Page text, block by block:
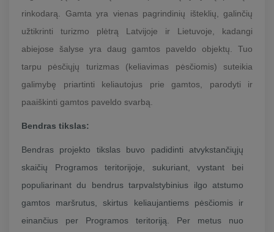
rinkodarą. Gamta yra vienas pagrindinių išteklių, galinčių
užtikrinti turizmo plėtrą Latvijoje ir Lietuvoje, kadangi
abiejose šalyse yra daug gamtos paveldo objektų. Tuo
tarpu pėsčiųjų turizmas (keliavimas pėsčiomis) suteikia
galimybę priartinti keliautojus prie gamtos, parodyti ir
paaiškinti gamtos paveldo svarbą.
Bendras tikslas:
Bendras projekto tikslas buvo padidinti atvykstančiųjų
skaičių Programos teritorijoje, sukuriant, vystant bei
populiarinant du bendrus tarpvalstybinius ilgo atstumo
gamtos maršrutus, skirtus keliaujantiems pėsčiomis ir
einančius per Programos teritoriją. Per metus nuo